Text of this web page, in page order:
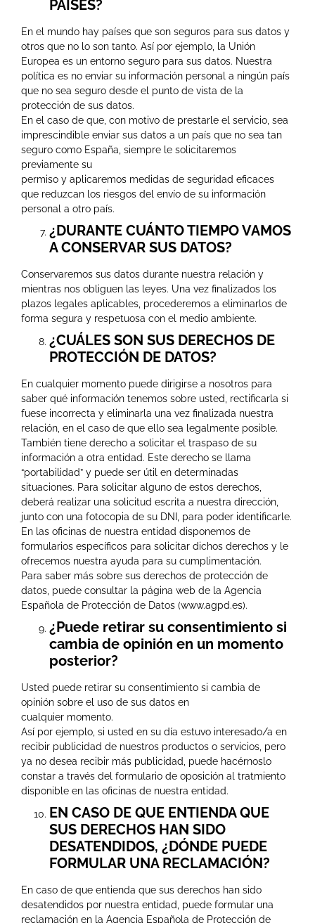
PAÍSES?
En el mundo hay países que son seguros para sus datos y
otros que no lo son tanto. Así por ejemplo, la Unión
Europea es un entorno seguro para sus datos. Nuestra
política es no enviar su información personal a ningún país
que no sea seguro desde el punto de vista de la
protección de sus datos.
En el caso de que, con motivo de prestarle el servicio, sea
imprescindible enviar sus datos a un país que no sea tan
seguro como España, siempre le solicitaremos
previamente su
permiso y aplicaremos medidas de seguridad eficaces
que reduzcan los riesgos del envío de su información
personal a otro país.
¿DURANTE CUÁNTO TIEMPO VAMOS
A CONSERVAR SUS DATOS?
Conservaremos sus datos durante nuestra relación y
mientras nos obliguen las leyes. Una vez finalizados los
plazos legales aplicables, procederemos a eliminarlos de
forma segura y respetuosa con el medio ambiente.
¿CUÁLES SON SUS DERECHOS DE
PROTECCIÓN DE DATOS?
En cualquier momento puede dirigirse a nosotros para
saber qué información tenemos sobre usted, rectificarla si
fuese incorrecta y eliminarla una vez finalizada nuestra
relación, en el caso de que ello sea legalmente posible.
También tiene derecho a solicitar el traspaso de su
información a otra entidad. Este derecho se llama
“portabilidad” y puede ser útil en determinadas
situaciones. Para solicitar alguno de estos derechos,
deberá realizar una solicitud escrita a nuestra dirección,
junto con una fotocopia de su DNI, para poder identificarle.
En las oficinas de nuestra entidad disponemos de
formularios específicos para solicitar dichos derechos y le
ofrecemos nuestra ayuda para su cumplimentación.
Para saber más sobre sus derechos de protección de
datos, puede consultar la página web de la Agencia
Española de Protección de Datos (www.agpd.es).
¿Puede retirar su consentimiento si
cambia de opinión en un momento
posterior?
Usted puede retirar su consentimiento si cambia de
opinión sobre el uso de sus datos en
cualquier momento.
Así por ejemplo, si usted en su día estuvo interesado/a en
recibir publicidad de nuestros productos o servicios, pero
ya no desea recibir más publicidad, puede hacérnoslo
constar a través del formulario de oposición al tratmiento
disponible en las oficinas de nuestra entidad.
EN CASO DE QUE ENTIENDA QUE
SUS DERECHOS HAN SIDO
DESATENDIDOS, ¿DÓNDE PUEDE
FORMULAR UNA RECLAMACIÓN?
En caso de que entienda que sus derechos han sido
desatendidos por nuestra entidad, puede formular una
reclamación en la Agencia Española de Protección de